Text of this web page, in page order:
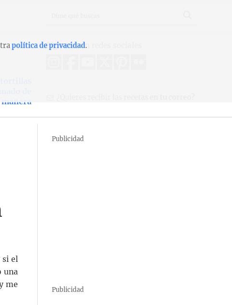
Síguenos en redes sociales
si el
una
me
Publicidad
Publicidad
política de privacidad.